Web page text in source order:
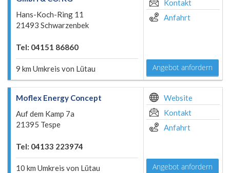
Hans-Koch-Ring 11
21493 Schwarzenbek
Tel: 04151 86860
9 km Umkreis von Lütau
Kontakt
Anfahrt
Angebot anfordern
Moflex Energy Concept
Auf dem Kamp 7a
21395 Tespe
Tel: 04133 223974
10 km Umkreis von Lütau
Website
Kontakt
Anfahrt
Angebot anfordern